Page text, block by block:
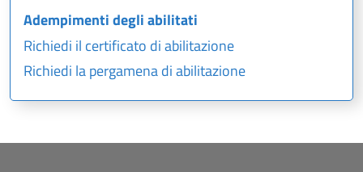
Adempimenti degli abilitati
Richiedi il certificato di abilitazione
Richiedi la pergamena di abilitazione